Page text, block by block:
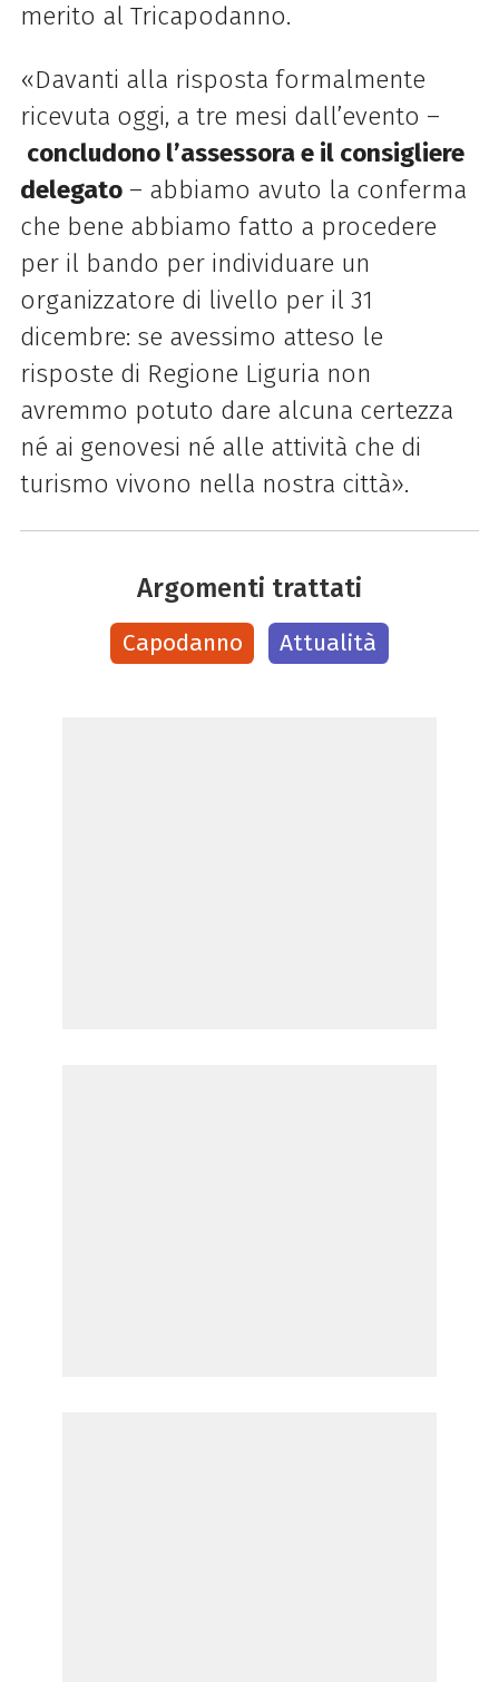
merito al Tricapodanno.
«Davanti alla risposta formalmente
ricevuta oggi, a tre mesi dall’evento –
concludono l’assessora e il consigliere
delegato– abbiamo avuto la conferma
che bene abbiamo fatto a procedere
per il bando per individuare un
organizzatore di livello per il 31
dicembre: se avessimo atteso le
risposte di Regione Liguria non
avremmo potuto dare alcuna certezza
né ai genovesi né alle attività che di
turismo vivono nella nostra città».
Argomenti trattati
Capodanno Attualità